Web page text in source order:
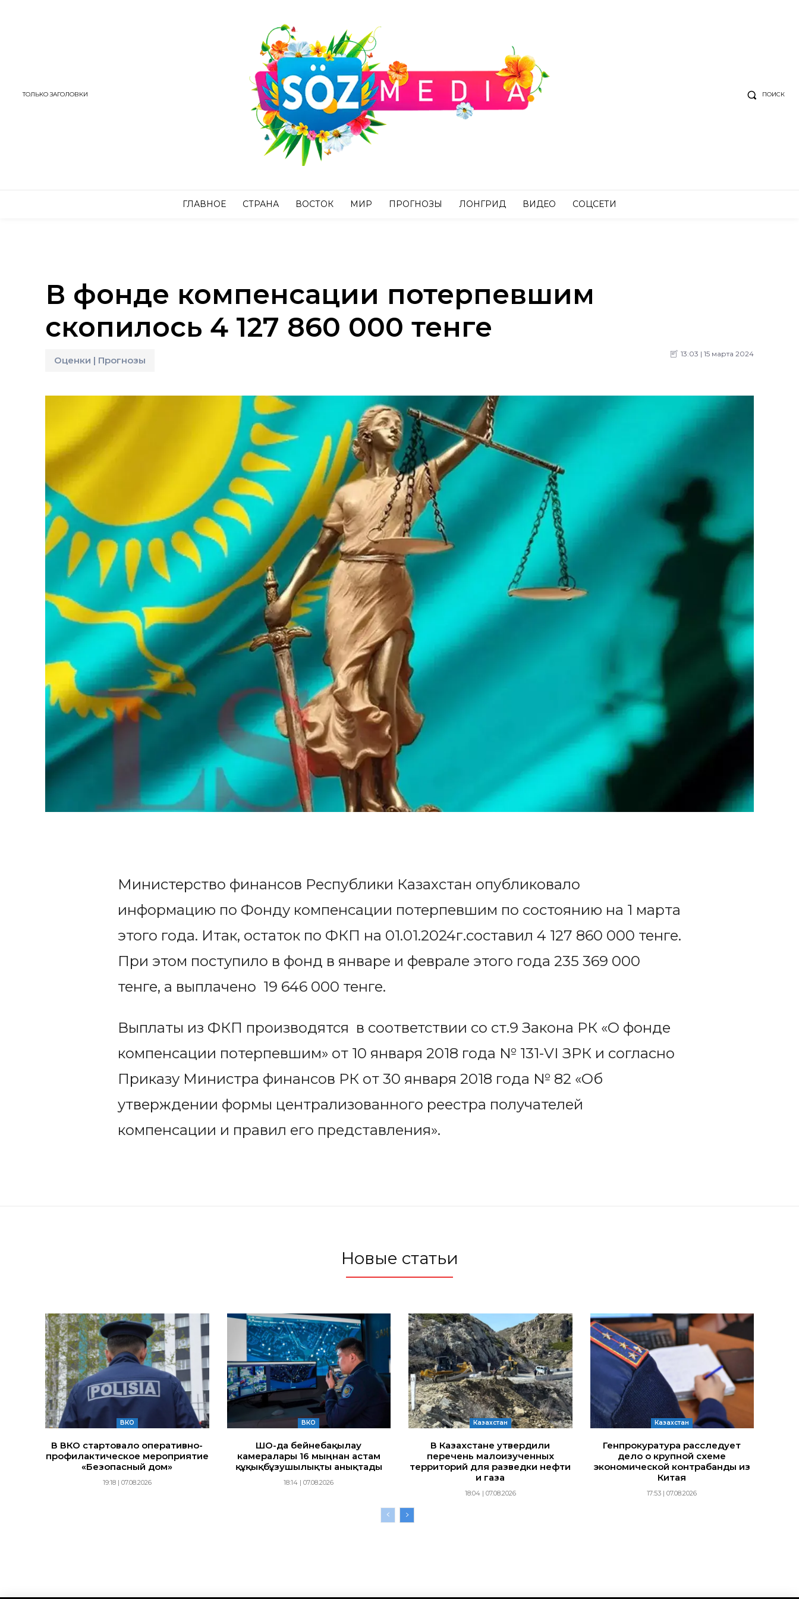
ТОЛЬКО ЗАГОЛОВКИ ПОИСК
ГЛАВНОЕ СТРАНА ВОСТОК МИР ПРОГНОЗЫ ЛОНГРИД ВИДЕО СОЦСЕТИ
В фонде компенсации потерпевшим
скопилось 4 127 860 000 тенге
Оценки | Прогнозы
13:03 | 15 марта 2024
Министерство финансов Республики Казахстан опубликовало
информацию по Фонду компенсации потерпевшим по состоянию на 1 марта
этого года. Итак, остаток по ФКП на 01.01.2024г.составил 4 127 860 000 тенге.
При этом поступило в фонд в январе и феврале этого года 235 369 000
тенге, а выплачено 19 646 000 тенге.
Выплаты из ФКП производятся в соответствии со ст.9 Закона РК «О фонде
компенсации потерпевшим» от 10 января 2018 года № 131-VІ ЗРК и согласно
Приказу Министра финансов РК от 30 января 2018 года № 82 «Об
утверждении формы централизованного реестра получателей
компенсации и правил его представления».
Новые статьи
ВКО
В ВКО стартовало оперативно-
профилактическое мероприятие
«Безопасный дом»
19:18 | 07.08.2026
ВКО
ШҚО-да бейнебақылау
камералары 16 мыңнан астам
құқықбұзушылықты анықтады
18:14 | 07.08.2026
Казахстан
В Казахстане утвердили
перечень малоизученных
территорий для разведки нефти
и газа
18:04 | 07.08.2026
Казахстан
Генпрокуратура расследует
дело о крупной схеме
экономической контрабанды из
Китая
17:53 | 07.08.2026